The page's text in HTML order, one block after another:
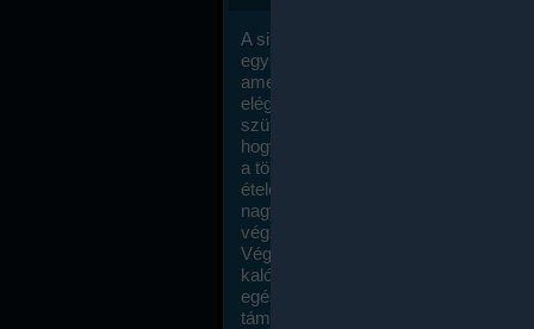
A sikeres fogyás titka valójában igen
egyszerű: égess több energiát, mint
amennyit beviszel. Természetesen
elég nagy fegyelemre és akaraterőre
szükség, de meglepődve fogod
hogy a kalóriaszámolás mennyire
a többi diétához képest. Itt nincsenek
ételek és a megengedett kalóriabevitelt
nagymértékben növelheted ha
végzel.
Végül, de nem utolsó sorban, a
kalóriaszámolás módszerét a legtöbb
egészségügyi szakorvos ajánlja és
támogatja.